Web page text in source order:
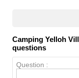
Pseudo :
Camping Yelloh
questions
Question :